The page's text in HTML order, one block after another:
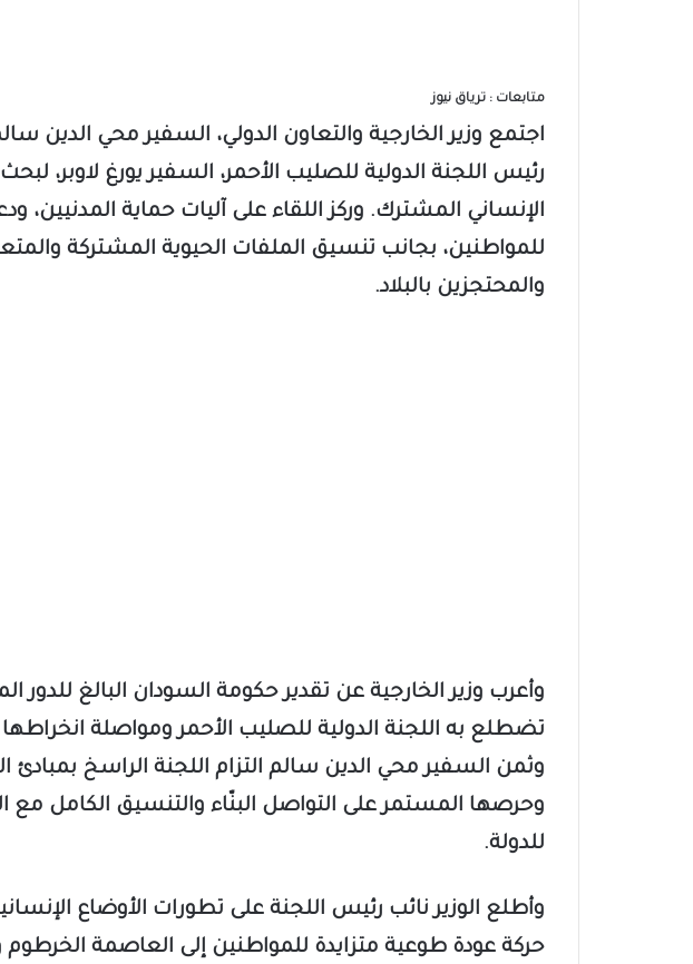
متابعات : ترياق نيوز
​اجتمع وزير الخارجية والتعاون الدولي، السفير محي الدين
رئيس اللجنة الدولية للصليب الأحمر، السفير يورغ لاوبر،
الإنساني المشترك. وركز اللقاء على آليات حماية المدنيين،
للمواطنين، بجانب تنسيق الملفات الحيوية المشتركة
والمحتجزين بالبلاد.
​وأعرب وزير الخارجية عن تقدير حكومة السودان البالغ للدور
تضطلع به اللجنة الدولية للصليب الأحمر ومواصلة انخراطها
وثمن السفير محي الدين سالم التزام اللجنة الراسخ بمبادئ
وحرصها المستمر على التواصل البنّاء والتنسيق الكامل
للدولة.
​وأطلع الوزير نائب رئيس اللجنة على تطورات الأوضاع
حركة عودة طوعية متزايدة للمواطنين إلى العاصمة الخرطوم